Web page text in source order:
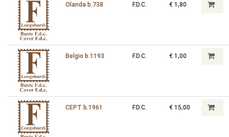
Olanda b.738 F.D.C. € 1,80
Belgio b.1193 F.D.C. € 1,00
CEPT b.1961 F.D.C. € 15,00